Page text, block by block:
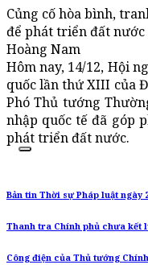
Củng cố hòa bình,
để phát triển đất nước
Hoàng Nam
Hôm nay, 14/12, Hội
quốc lần thứ XIII của
Phó Thủ tướng
nhập quốc tế đã góp
phát triển đất nước.
Bản tin Thời sự Pháp luật ngày
Thanh tra Chính phủ chưa kết
Công điện của Thủ tướng